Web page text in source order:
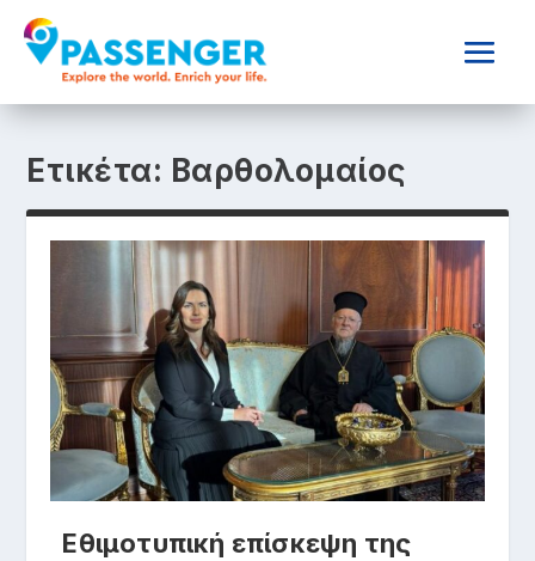
Ετικέτα: Βαρθολομαίος
Εθιμοτυπική επίσκεψη της